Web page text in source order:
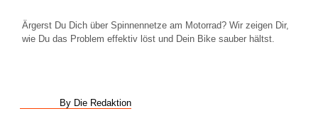
Ärgerst Du Dich über Spinnennetze am Motorrad? Wir zeigen Dir,
wie Du das Problem effektiv löst und Dein Bike sauber hältst.
By Die Redaktion